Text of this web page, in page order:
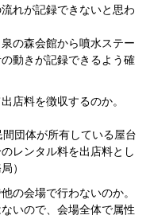
れが記録できないと思わ
の森会館から噴水ステー
動きが記録できるよう確
店料を徴収するのか。
団体が所有している屋台
レンタル料を出店料とし
）
の会場で行わないのか。
いので、会場全体で属性